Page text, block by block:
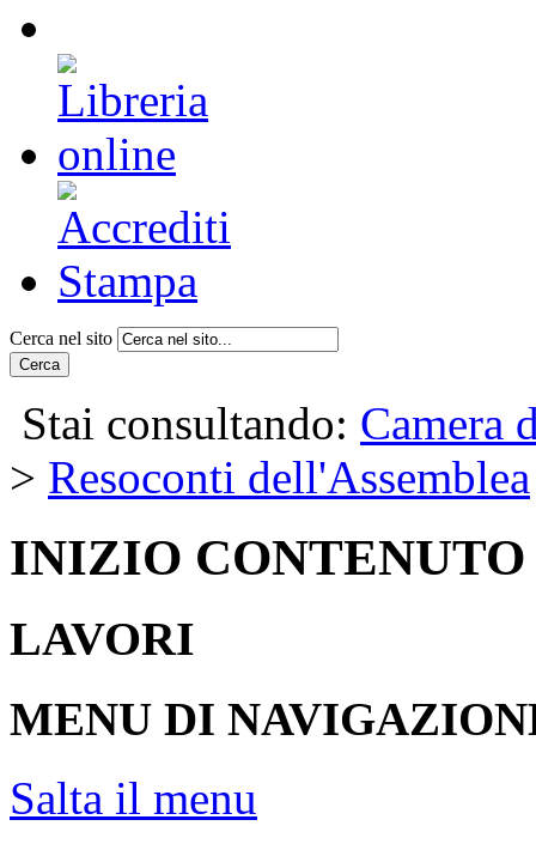
Cerca nel sito
Cerca
Stai consultando: Camera
> Resoconti dell'Assemblea
INIZIO CONTENUTO
LAVORI
MENU DI
Salta il menu